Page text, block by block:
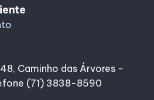
Caminho das Árvores -
(71) 3838-8590